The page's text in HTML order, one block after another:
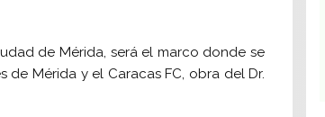
de Mérida, será el marco donde se
Mérida y el Caracas FC, obra del Dr.